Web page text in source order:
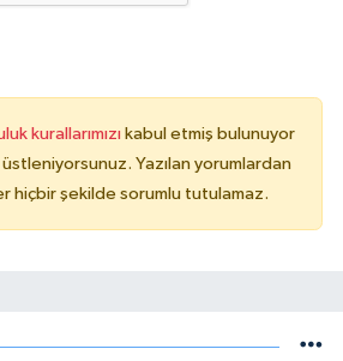
kurallarımızı kabul etmiş bulunuyor
Yazılan yorumlardan
hiçbir şekilde sorumlu tutulamaz.